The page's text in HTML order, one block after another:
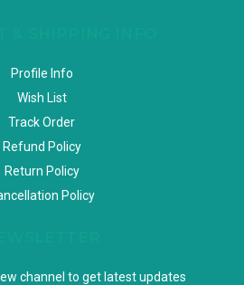
Profile Info
Wish List
Track Order
Refund Policy
Return Policy
Policy
channel to get latest updates